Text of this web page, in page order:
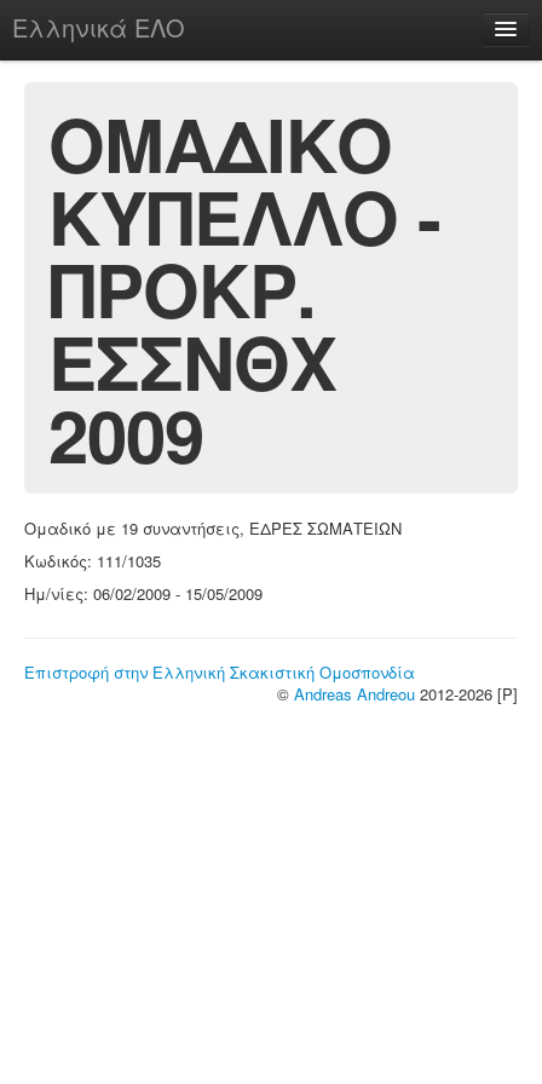
Ελληνικά ΕΛΟ
chesstu.be @ discord
Login
ΟΜΑΔΙΚΟ
ΚΥΠΕΛΛΟ -
ΠΡΟΚΡ.
ΕΣΣΝΘΧ
2009
Ομαδικό με 19 συναντήσεις, ΕΔΡΕΣ ΣΩΜΑΤΕΙΩΝ
Κωδικός: 111/1035
Ημ/νίες: 06/02/2009 - 15/05/2009
Επιστροφή στην Ελληνική Σκακιστική Ομοσπονδία
© Andreas Andreou 2012-2026 [P]